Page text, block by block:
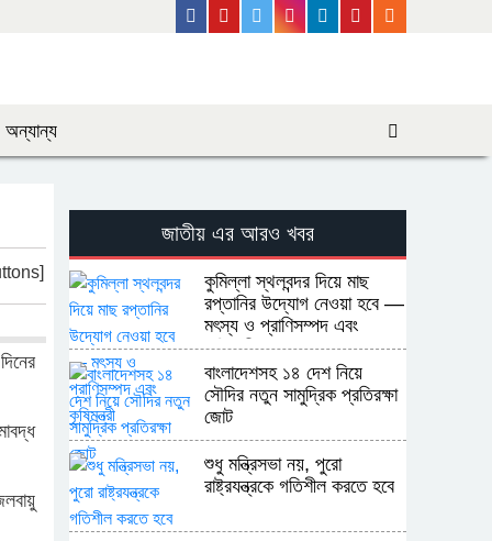
Facebook
YoutubeTwitterInstagram
LinkedinPinterest
অন্যান্য
জাতীয় এর আরও খবর
কুমিল্লা স্থলবন্দর দিয়ে মাছ
রপ্তানির উদ্যোগ নেওয়া হবে —
মৎস্য ও প্রাণিসম্পদ এবং
কৃষিমন্ত্রী
বাংলাদেশসহ ১৪ দেশ নিয়ে
সৌদির নতুন সামুদ্রিক প্রতিরক্ষা
জোট
শুধু মন্ত্রিসভা নয়, পুরো
রাষ্ট্রযন্ত্রকে গতিশীল করতে হবে